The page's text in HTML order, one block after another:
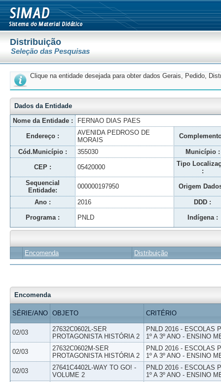
Distribuição
Seleção das Pesquisas
Clique na entidade desejada para obter dados Gerais, Pedido,
Dados da Entidade
Nome da Entidade :
FERNAO DIAS PAES
Endereço :
AVENIDA PEDROSO DE
MORAIS
Cód.Município : 355030 Município :
CEP : 05420000
Tipo
:
Sequencial
Entidade:
000000197950 Origem
Ano : 2016 DDD :
Programa : PNLD Indígena :
Encomenda Distribuição
Encomenda
SÉRIE/ANO OBJETO CRITÉRIO
02/03
27632C0602L-SER
PROTAGONISTA HISTÓRIA 2
PNLD 2016 - ESCOLAS
1º A 3º ANO - ENSINO
02/03
27632C0602M-SER
PROTAGONISTA HISTÓRIA 2
PNLD 2016 - ESCOLAS
1º A 3º ANO - ENSINO
02/03
27641C4402L-WAY TO GO! -
VOLUME 2
PNLD 2016 - ESCOLAS
1º A 3º ANO - ENSINO